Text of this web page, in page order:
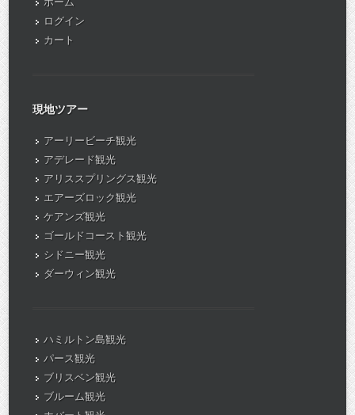
ログイン
カート
現地ツアー
アーリービーチ観光
アデレード観光
アリススプリングス観光
エアーズロック観光
ケアンズ観光
ゴールドコースト観光
シドニー観光
ダーウィン観光
ハミルトン島観光
パース観光
ブリスベン観光
ブルーム観光